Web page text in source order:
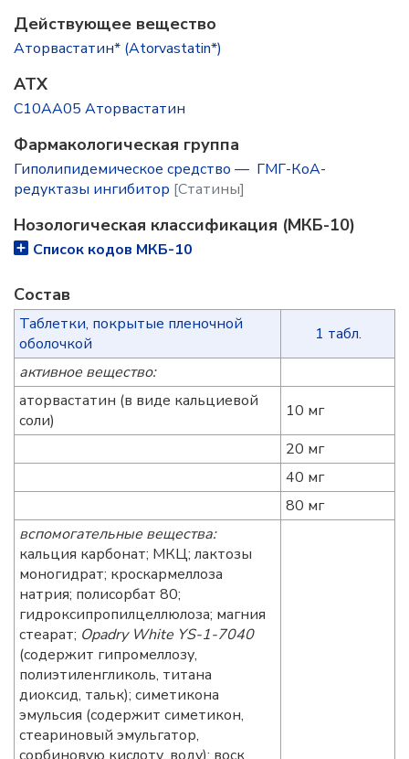
Действующее вещество
Аторвастатин* (Atorvastatin*)
ATX
C10AA05 Аторвастатин
Фармакологическая группа
Гиполипидемическое средство — ГМГ-КоА-
редуктазы ингибитор [Статины]
Нозологическая классификация (МКБ-10)
Список кодов МКБ-10
Состав
Таблетки, покрытые пленочной
оболочкой
1 табл.
активное вещество:
аторвастатин (в виде кальциевой
соли)
10 мг
20 мг
40 мг
80 мг
вспомогательные вещества:
кальция карбонат; МКЦ; лактозы
моногидрат; кроскармеллоза
натрия; полисорбат 80;
гидроксипропилцеллюлоза; магния
стеарат; Opadry White YS-1-7040
(содержит гипромеллозу,
полиэтиленгликоль, титана
диоксид, тальк); симетикона
эмульсия (содержит симетикон,
стеариновый эмульгатор,